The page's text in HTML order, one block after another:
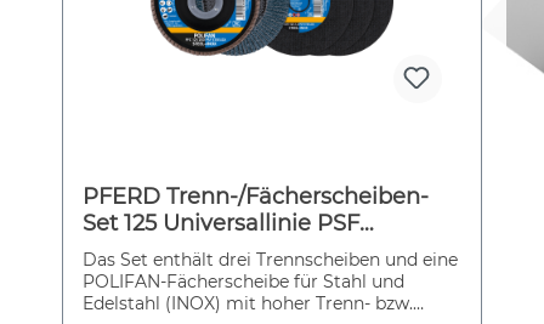
PFERD Trenn-/Fächerscheiben-
Set 125 Universallinie PSF
STEELOX EHT 1,0/PFC Z60 für
Stahl/Edelstahl
Das Set enthält drei Trennscheiben und eine
POLIFAN-Fächerscheibe für Stahl und
Edelstahl (INOX) mit hoher Trenn- bzw.